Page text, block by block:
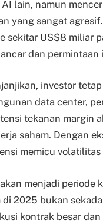
lain, namun
yang sangat
sekitar US$8 miliar
dan
investor
data center,
tekanan margin
saham. Dengan
memicu
menjadi
2025 bukan
kontrak besar